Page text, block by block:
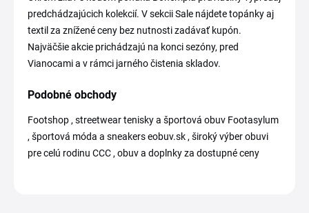
predchádzajúcich kolekcií. V sekcii Sale nájdete topánky aj
textil za znížené ceny bez nutnosti zadávať kupón.
Najväčšie akcie prichádzajú na konci sezóny, pred
Vianocami a v rámci jarného čistenia skladov.
Podobné obchody
Footshop , streetwear tenisky a športová obuv Footasylum
, športová móda a sneakers eobuv.sk , široký výber obuvi
pre celú rodinu CCC , obuv a doplnky za dostupné ceny